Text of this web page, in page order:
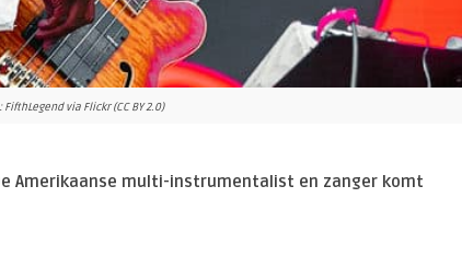
via Flickr (CC BY 2.0)
Amerikaanse multi-instrumentalist en zanger komt